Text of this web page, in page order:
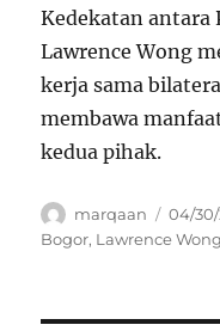
Kedekatan antara
Lawrence Wong
kerja sama
membawa
kedua pihak.
Author
marqaan
on
04/
Bogor, Lawrence